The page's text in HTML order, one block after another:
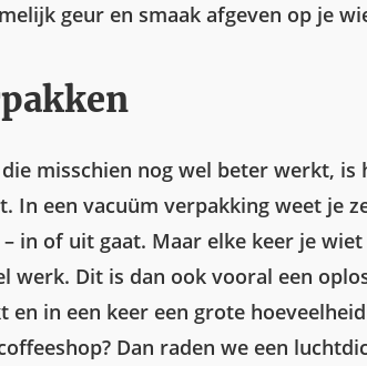
geur en smaak afgeven op je
misschien nog wel beter werkt, is
In een vacuüm verpakking weet je
in of uit gaat. Maar elke keer je
werk. Dit is dan ook vooral een
en in een keer een grote
Dan raden we een